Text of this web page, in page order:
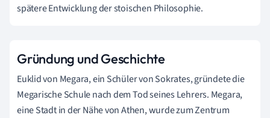
spätere Entwicklung der stoischen Philosophie.
Gründung und Geschichte
Euklid von Megara, ein Schüler von Sokrates, gründete die
Megarische Schule nach dem Tod seines Lehrers. Megara,
eine Stadt in der Nähe von Athen, wurde zum Zentrum